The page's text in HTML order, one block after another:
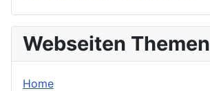
Webseiten Themen
Home